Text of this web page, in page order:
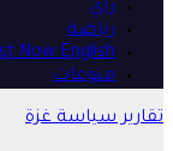
رأي
رياضة
Now English
منوعات
تقاريرسياسةغزة